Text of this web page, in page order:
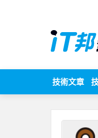
技術文章